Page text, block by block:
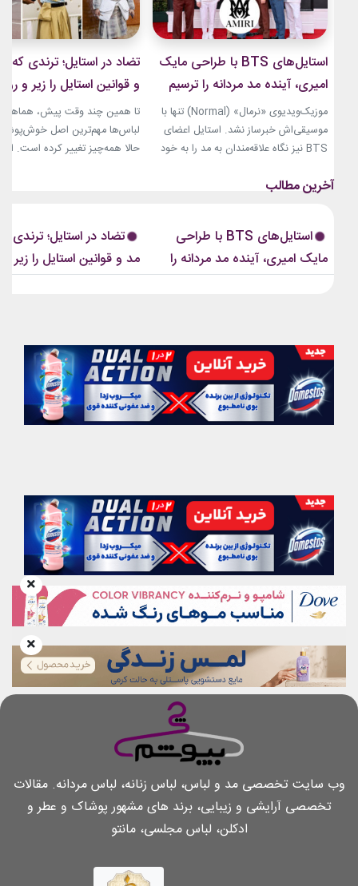
وب سایت تخصصی مد و لباس، لباس زنانه، لباس مردانه. مقالات
تخصصی آرایشی و زیبایی، برند های مشهور پوشاک و عطر و
ادکلن، لباس مجلسی، مانتو